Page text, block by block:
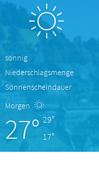
sonnig
Niederschlagsmenge
Sonnenscheindauer
Morgen
27° 29°
17°